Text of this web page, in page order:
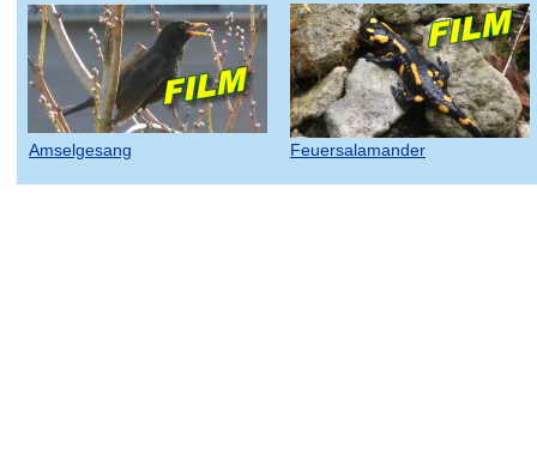
Amselgesang Feuersalamander